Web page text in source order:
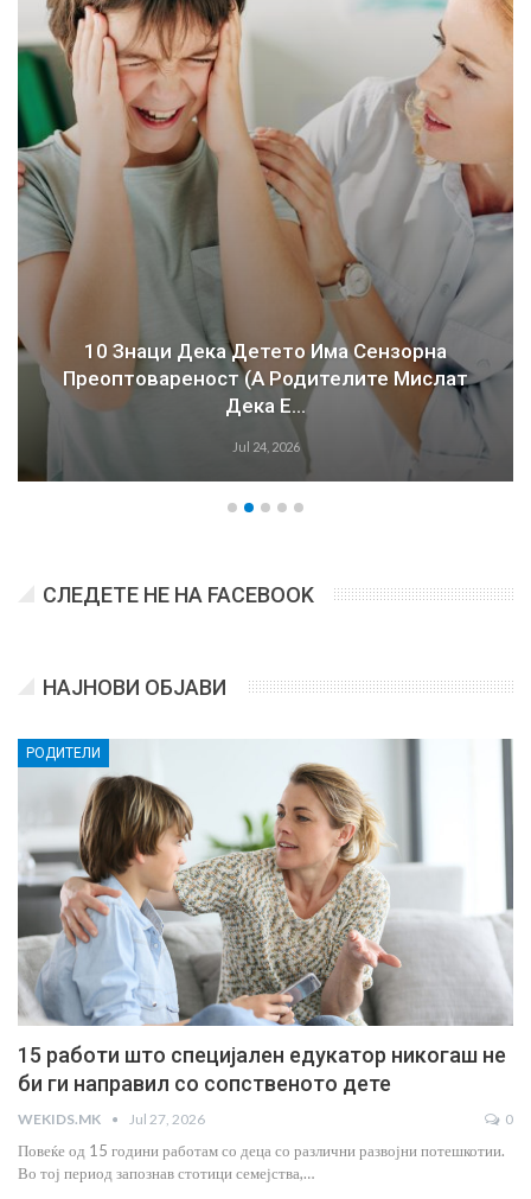
10 Знаци Дека Детето Има Сензорна
Преоптовареност (а Родителите Мислат
Дека Е…
Jul 24, 2026
СЛЕДЕТЕ НЕ НА FACEBOOK
НАЈНОВИ ОБЈАВИ
РОДИТЕЛИ
15 работи што специјален едукатор никогаш не
би ги направил со сопственото дете
WEKIDS.MK Jul 27, 2026 0
Повеќе од 15 години работам со деца со различни развојни потешкотии.
Во тој период запознав стотици семејства,…